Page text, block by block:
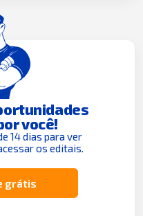
você!
14 dias para ver
os editais.
grátis